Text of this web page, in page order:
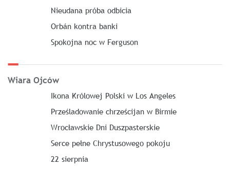
Nieudana próba odbicia
Orbán kontra banki
Spokojna noc w Ferguson
Wiara Ojców
Ikona Królowej Polski w Los Angeles
Prześladowanie chrześcijan w Birmie
Wrocławskie Dni Duszpasterskie
Serce pełne Chrystusowego pokoju
22 sierpnia